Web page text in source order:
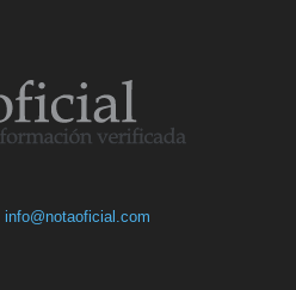
info@notaoficial.com